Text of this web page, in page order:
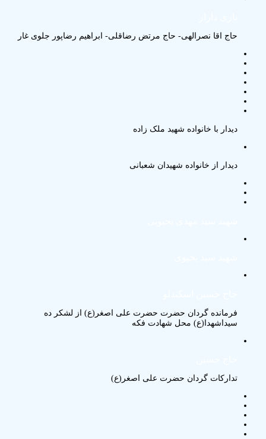
حاج اقا نصرالهی- حاج مرتض رضاقلی- ابراهیم رضاپور جلوی غار
دیدار با خانواده شهید ملک زاده
دیدار از خانواده شهیدان شعبانی
فرمانده گردان حضرت حضرت علی اصغر(ع) از لشکر ده
سیداشهدا(ع) محل شهادت فکه
تدارکات گردان حضرت علی اصغر(ع)